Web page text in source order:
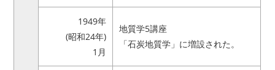
1949年
(昭和24年)
1月
地質学5講座
「石炭地質学」に増設された。